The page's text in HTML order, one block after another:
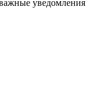
уведомления